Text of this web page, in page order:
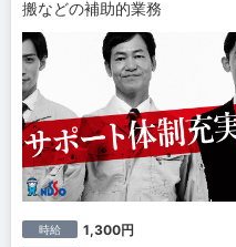
搬などの補助的業務
時給 1,300円